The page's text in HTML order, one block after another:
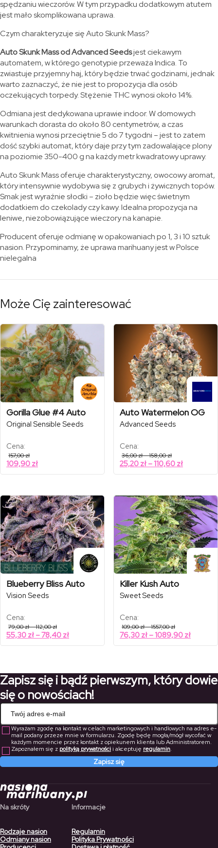
spędzaniu wieczorów. W tym przypadku dodatkowym atutem
jest mało skomplikowana uprawa.
Czym charakteryzuje się Auto Skunk Mass?
Auto Skunk Mass od Advanced Seedsjest ciekawym
automatem, w którego genotypie przeważa Indica. To
zwiastuje przyjemny haj, który będzie trwać godzinami, jednak
warto zaznaczyć, że nie jest to propozycja dla osób
oczekujących torpedy. Stężenie THC wynosi około 14%.
Odmiana jest dedykowana uprawie indoor. W domowych
warunkach dorasta do około 80 centymetrów, a czas
kwitnienia wynosi przeciętnie 5 do 7 tygodni – jest to zatem
dość szybki automat, który daje przy tym zadowalające plony
na poziomie 350-400 g na każdy metr kwadratowy uprawy.
Auto Skunk Mass oferuje charakterystyczny, owocowy aromat,
który intensywnie wydobywa się z grubych i żywicznych topów.
Smak jest wyraźnie słodki – zioło będzie więc świetnym
dodatkiem do czekolady czy kawy. Idealna propozycja na
leniwe, niezobowiązujące wieczory na kanapie.
Producent oferuje odmianę w opakowaniach po 1, 3 i 10 sztuk
nasion. Przypominamy, że uprawa marihuany jest w Polsce
nielegalna
Może Cię zainteresować
Gorilla Glue #4 Auto
Original Sensible Seeds
Cena:
157,00zł
109,90 zł
Auto Watermelon OG
Advanced Seeds
Cena:
36,00zł–158,00złZakres
cen:
od
36,00 zł
25,20 zł – 110,60 złZakres
cen:
do
110,60 zł
Blueberry Bliss Auto
Vision Seeds
Cena:
79,00zł–112,00złZakres
cen:
od
79,00 zł
55,30 zł –78,40 złZakres
cen:
78,40 zł
Killer Kush Auto
Sweet Seeds
Cena:
109,00zł–1557,00złZakres
cen:
od
109,00 zł
76,30 zł – 1089,90 złZakres
cen:
Zapisz się i bądź pierwszym, który dowie
się o nowościach!
Wyrażam zgodę na kontakt w celach marketingowych i handlowych na adres e-
mail podany przeze mnie w formularzu. Zgodę będę mogła/mógł wycofać w
każdym momencie przez kontakt z opiekunem klienta lub Administratorem.
Zapoznałem się z polityką prywatnościi akceptuję regulamin.
Zapisz się
Na skróty
Rodzaje nasion
Odmiany nasion
Informacje
Regulamin
Polityka Prywatności